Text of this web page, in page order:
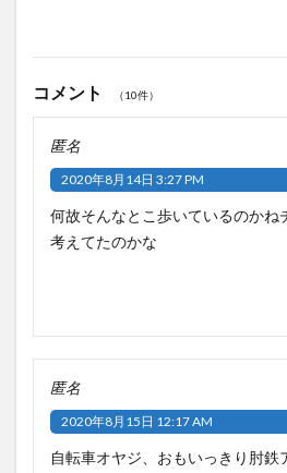
コメント （10件）
匿名
2020年8月14日 3:27 PM
何故そんなとこ歩いているのかね
考えてたのかな
匿名
2020年8月15日 12:17 AM
自転車オヤジ、おもいっきり肘鉄